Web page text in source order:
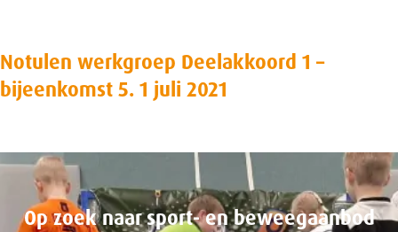
Notulen werkgroep Deelakkoord 1 –
bijeenkomst 5. 1 juli 2021
Op zoek naar sport- en beweegaanbod